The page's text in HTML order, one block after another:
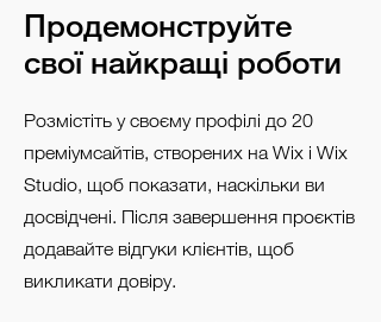
Продемонструйте
свої найкращі роботи
Розмістіть у своєму профілі до 20
преміумсайтів, створених на Wix і Wix
Studio, щоб показати, наскільки ви
досвідчені. Після завершення проєктів
додавайте відгуки клієнтів, щоб
викликати довіру.